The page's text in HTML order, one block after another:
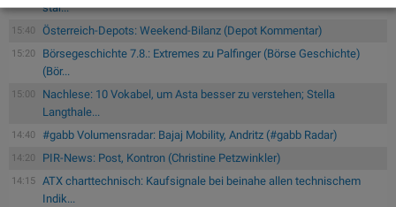
star...
15:40 Österreich-Depots: Weekend-Bilanz (Depot Kommentar)
15:20
Börsegeschichte 7.8.: Extremes zu Palfinger (Börse Geschichte)
(Bör...
15:00
Nachlese: 10 Vokabel, um Asta besser zu verstehen; Stella
Langthale...
14:40 #gabb Volumensradar: Bajaj Mobility, Andritz (#gabb Radar)
14:20 PIR-News: Post, Kontron (Christine Petzwinkler)
14:15
ATX charttechnisch: Kaufsignale bei beinahe allen technischem
Indik...